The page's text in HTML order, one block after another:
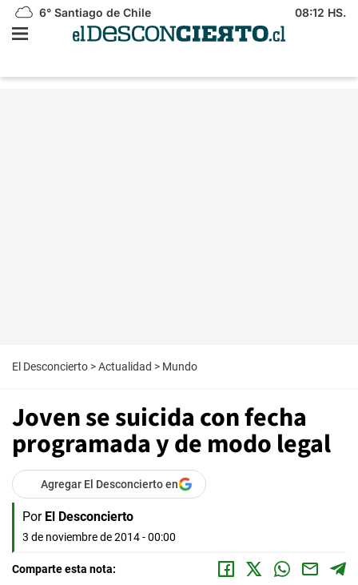
6° Santiago de Chile 08:12 HS.
El Desconcierto >Actualidad > Mundo
Joven se suicida con fecha
programada y de modo legal
Agregar El Desconcierto en
Por El Desconcierto
3 de noviembre de 2014 - 00:00
Comparte esta nota: